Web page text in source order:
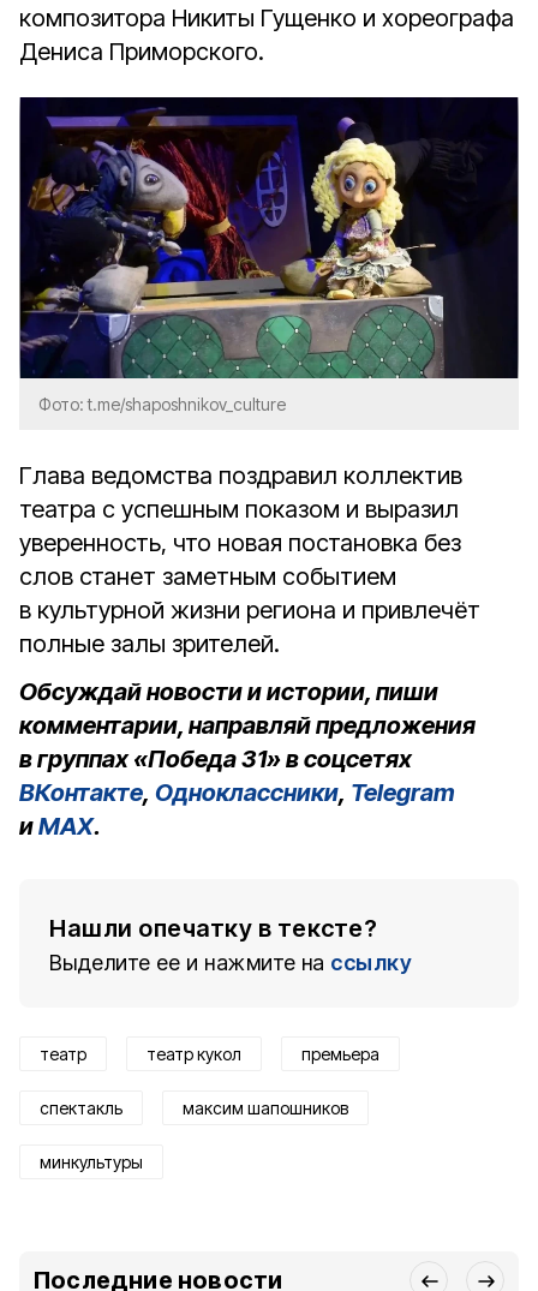
композитора Никиты Гущенко и хореографа
Дениса Приморского.
Фото: t.me/shaposhnikov_culture
Глава ведомства поздравил коллектив
театра с успешным показом и выразил
уверенность, что новая постановка без
слов станет заметным событием
в культурной жизни региона и привлечёт
полные залы зрителей.
Обсуждай новости и истории, пиши
комментарии, направляй предложения
в группах «Победа 31» в соцсетях
ВКонтакте, Одноклассники, Telegram
иMAX.
Нашли опечатку в тексте?
Выделите ее и нажмите на ссылку
театр театр кукол премьера
спектакль максим шапошников
минкультуры
Последние новости